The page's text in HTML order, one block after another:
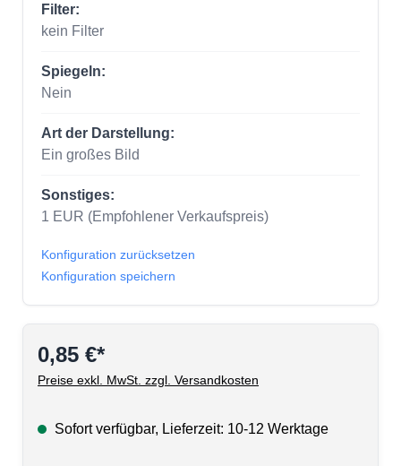
Filter:
kein Filter
Spiegeln:
Nein
Art der Darstellung:
Ein großes Bild
Sonstiges:
1 EUR (Empfohlener Verkaufspreis)
Konfiguration zurücksetzen
Konfiguration speichern
0,85 €*
Preise exkl. MwSt. zzgl. Versandkosten
Sofort verfügbar, Lieferzeit: 10-12 Werktage